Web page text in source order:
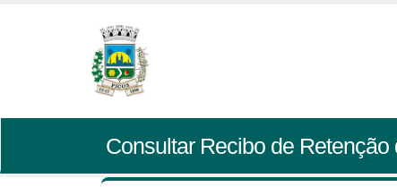
Consultar Recibo de Retenção